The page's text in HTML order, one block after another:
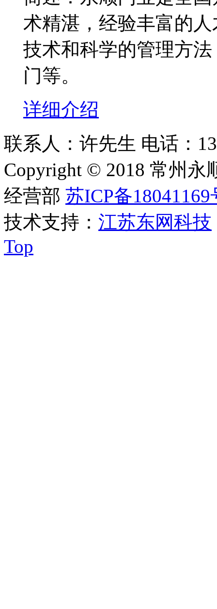
术精湛，经验丰富的
技术和科学的管理方
门等。
详细介绍
联系人：许先生 电话：
Copyright © 2018 常州
经营部 苏ICP备18041169
技术支持： 江苏东网科技
Top